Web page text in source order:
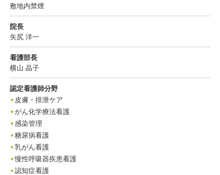
敷地内禁煙
院長
矢尻 洋一
看護部長
横山 晶子
認定看護師分野
皮膚・排泄ケア
がん化学療法看護
感染管理
糖尿病看護
乳がん看護
慢性呼吸器疾患看護
認知症看護